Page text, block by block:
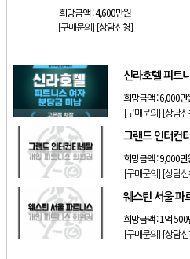
희망금액 :4,600만원
[구매문의] [상담신청]
신라호텔 피트
희망금액 :6,000만
[구매문의] [상담신
그랜드 인터컨
희망금액 :9,000만
[구매문의] [상담신
웨스틴 서울 파
희망금액 :1억 500
[구매문의] [상담신